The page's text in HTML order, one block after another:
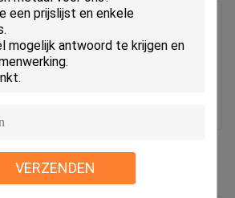
VERZENDEN
Kind-veilig Luchtverfrisser
Spray
Multi-oppervlak residuvrije
sneldrogende reinigingsspray